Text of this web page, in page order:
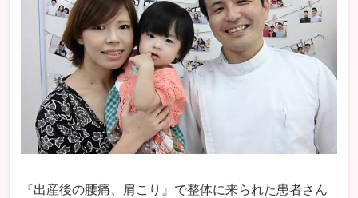
『出産後の腰痛、肩こり』で整体に来られた患者さん